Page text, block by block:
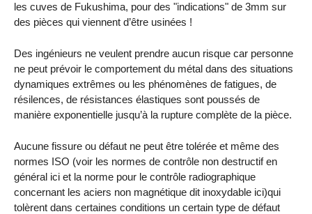
les cuves de Fukushima, pour des "indications" de 3mm sur
des pièces qui viennent d’être usinées !
Des ingénieurs ne veulent prendre aucun risque car personne
ne peut prévoir le comportement du métal dans des situations
dynamiques extrêmes ou les phénomènes de fatigues, de
résilences, de résistances élastiques sont poussés de
manière exponentielle jusqu’à la rupture complète de la pièce.
Aucune fissure ou défaut ne peut être tolérée et même des
normes ISO (voir les normes de contrôle non destructif en
général ici et la norme pour le contrôle radiographique
concernant les aciers non magnétique dit inoxydable ici)qui
tolèrent dans certaines conditions un certain type de défaut